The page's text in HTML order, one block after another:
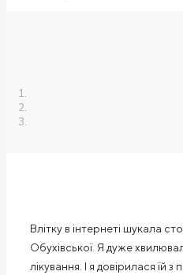
Влітку в інтернеті шукала
Обухівської. Я дуже
лікування. І я довірилася їй з